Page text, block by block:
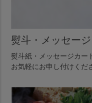
熨斗・メッセー
熨斗紙・メッセージカー
お気軽にお申し付けくだ